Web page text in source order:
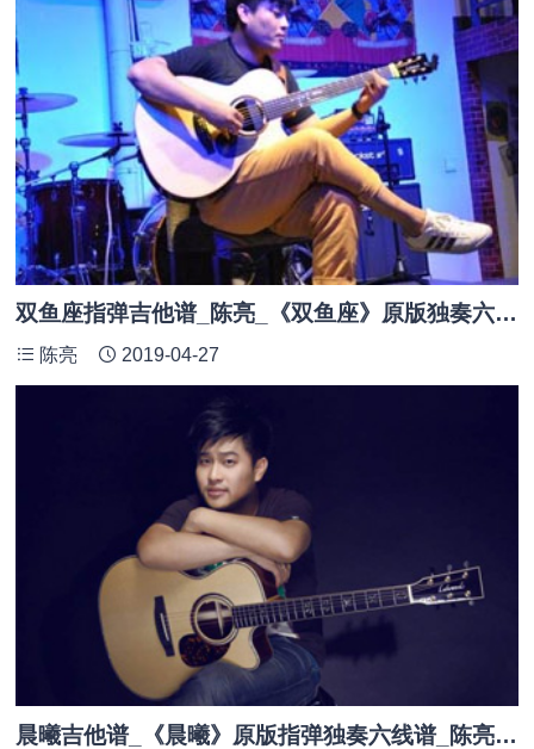
双鱼座指弹吉他谱_陈亮_《双鱼座》原版独奏六线谱
陈亮 2019-04-27
晨曦吉他谱_《晨曦》原版指弹独奏六线谱_陈亮教学_附GTP及PDF